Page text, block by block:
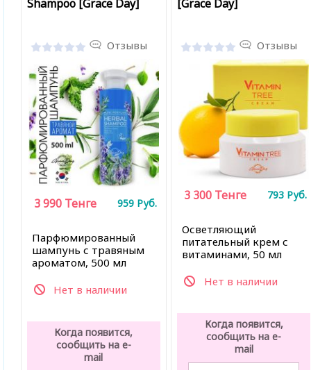
Shampoo [Grace Day]
Отзывы
Парфюмированный
шампунь с травяным
ароматом, 500 мл
Нет в наличии
3 990 Тенге 959 Руб.
Когда появится,
сообщить на e-
mail
[Grace Day]
Отзывы
Осветляющий
питательный крем с
витаминами, 50 мл
Нет в наличии
3 300 Тенге 793 Руб.
Когда появится,
сообщить на e-
mail